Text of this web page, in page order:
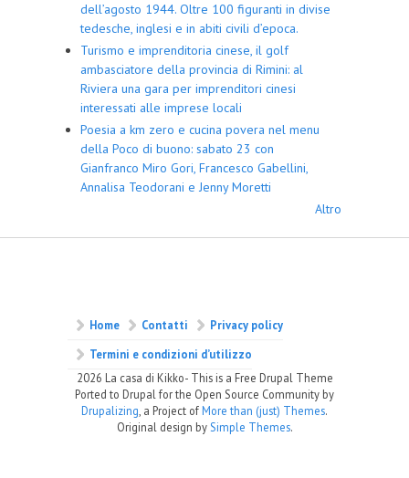
dell’agosto 1944. Oltre 100 figuranti in divise
tedesche, inglesi e in abiti civili d’epoca.
Turismo e imprenditoria cinese, il golf
ambasciatore della provincia di Rimini: al
Riviera una gara per imprenditori cinesi
interessati alle imprese locali
Poesia a km zero e cucina povera nel menu
della Poco di buono: sabato 23 con
Gianfranco Miro Gori, Francesco Gabellini,
Annalisa Teodorani e Jenny Moretti
Altro
Home Contatti
Privacy policy
Termini e condizioni d’utilizzo
2026 La casa di Kikko- This is a Free Drupal Theme
Ported to Drupal for the Open Source Community by
Drupalizing, a Project ofMore than (just) Themes.
Original design bySimple Themes.